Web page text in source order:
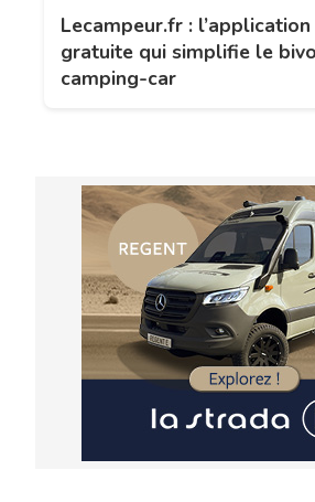
Lecampeur.fr :
gratuite qui simplifie le
camping-car